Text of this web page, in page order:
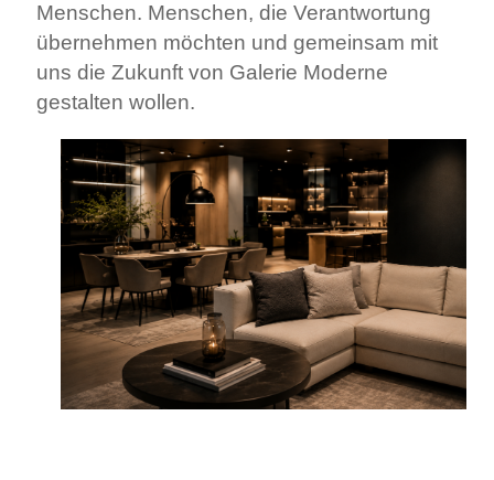
Menschen. Menschen, die Verantwortung
übernehmen möchten und gemeinsam mit
uns die Zukunft von Galerie Moderne
gestalten wollen.